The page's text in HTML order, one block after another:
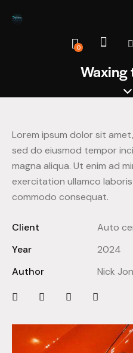
0
Waxing
Lorem ipsum dolor sit
sed do eiusmod tempor
magna aliqua. Ut enim ad
exercitation ullamco
commodo consequat.
Client
Auto
Year
2024
Author
Nick